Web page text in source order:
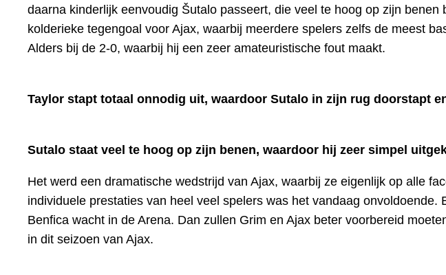
daarna kinderlijk eenvoudig Šutalo passeert, die veel te hoog op zijn
kolderieke tegengoal voor Ajax, waarbij meerdere spelers zelfs de meest
Alders bij de 2-0, waarbij hij een zeer amateuristische fout maakt.
Taylor stapt totaal onnodig uit, waardoor Sutalo in zijn rug doorstapt
Sutalo staat veel te hoog op zijn benen, waardoor hij zeer simpel
Het werd een dramatische wedstrijd van Ajax, waarbij ze eigenlijk op alle
individuele prestaties van heel veel spelers was het vandaag
Benfica wacht in de Arena. Dan zullen Grim en Ajax beter voorbereid
in dit seizoen van Ajax.